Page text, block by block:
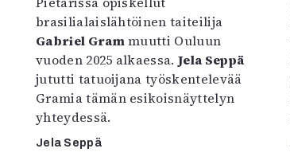
brasilialaislähtöinen taiteilija
Gabriel Grammuutti Ouluun
vuoden 2025 alkaessa.Jela Seppä
jututti tatuoijana työskentelevää
Gramia tämän esikoisnäyttelyn
yhteydessä.
Jela Seppä